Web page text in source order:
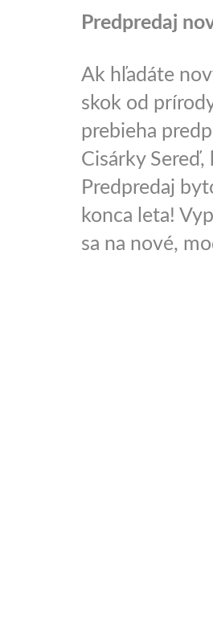
Predpredaj
Ak hľadáte
skok od
prebieha
Cisárky
Predpredaj
konca leta!
sa na nové,